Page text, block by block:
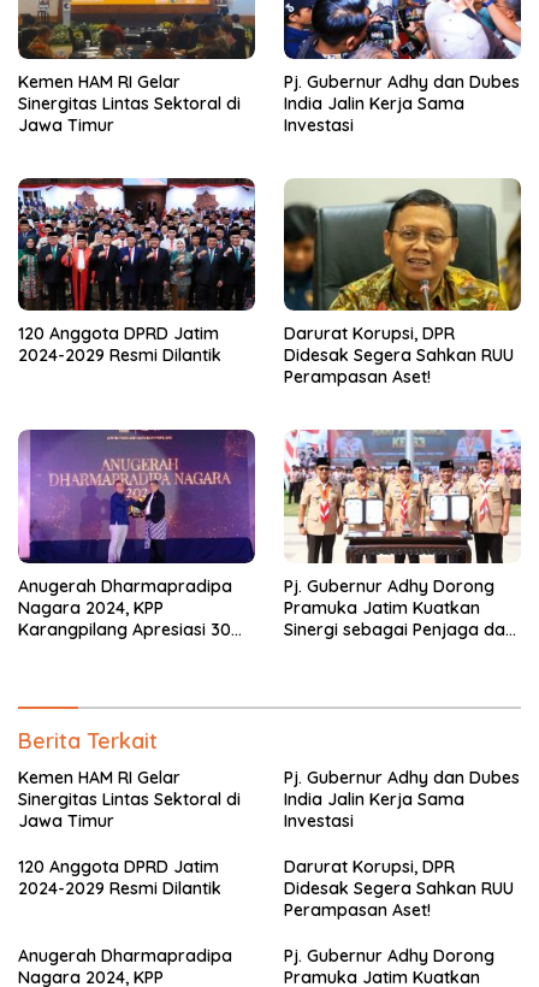
Kemen HAM RI Gelar
Sinergitas Lintas Sektoral di
Jawa Timur
Pj. Gubernur Adhy dan Dubes
India Jalin Kerja Sama
Investasi
120 Anggota DPRD Jatim
2024-2029 Resmi Dilantik
Darurat Korupsi, DPR
Didesak Segera Sahkan RUU
Perampasan Aset!
Anugerah Dharmapradipa
Nagara 2024, KPP
Karangpilang Apresiasi 30
Pj. Gubernur Adhy Dorong
Pramuka Jatim Kuatkan
Sinergi sebagai Penjaga dan
Berita Terkait
Kemen HAM RI Gelar
Sinergitas Lintas Sektoral di
Jawa Timur
Pj. Gubernur Adhy dan Dubes
India Jalin Kerja Sama
Investasi
120 Anggota DPRD Jatim
2024-2029 Resmi Dilantik
Darurat Korupsi, DPR
Didesak Segera Sahkan RUU
Perampasan Aset!
Anugerah Dharmapradipa
Nagara 2024, KPP
Pj. Gubernur Adhy Dorong
Pramuka Jatim Kuatkan